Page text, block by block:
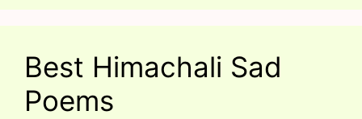
Best Himachali Sad
Poems